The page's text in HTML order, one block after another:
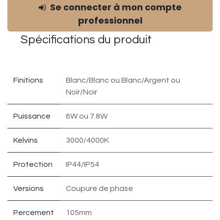
Se connecter à mon compte
professionnel
Spécifications du produit
Finitions Blanc/Blanc ou Blanc/Argent ou
Noir/Noir
Puissance 6W ou 7.8W
Kelvins 3000/4000K
Protection IP44/IP54
Versions Coupure de phase
Percement 105mm